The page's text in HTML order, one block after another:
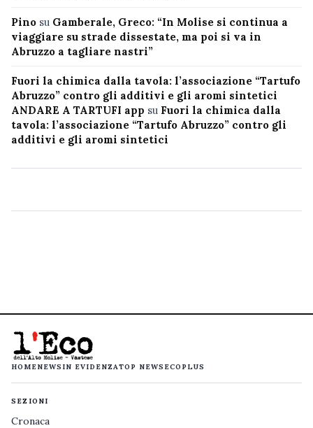
Pino su Gamberale, Greco: “In Molise si continua a
viaggiare su strade dissestate, ma poi si va in
Abruzzo a tagliare nastri”
Fuori la chimica dalla tavola: l’associazione “Tartufo
Abruzzo” contro gli additivi e gli aromi sintetici
ANDARE A TARTUFI app su Fuori la chimica dalla
tavola: l’associazione “Tartufo Abruzzo” contro gli
additivi e gli aromi sintetici
HOMENEWS IN EVIDENZATOP NEWS ECOPLUS
SEZIONI
Cronaca